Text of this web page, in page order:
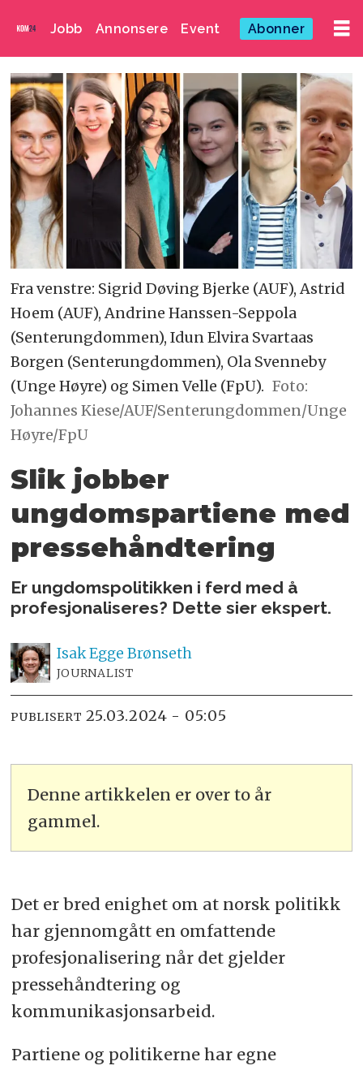
Jobb Annonsere Event Abonner
Fra venstre: Sigrid Døving Bjerke (AUF), Astrid
Hoem (AUF), Andrine Hanssen-Seppola
(Senterungdommen), Idun Elvira Svartaas
Borgen (Senterungdommen), Ola Svenneby
(Unge Høyre) og Simen Velle (FpU). Foto:
Johannes Kiese/AUF/Senterungdommen/Unge
Høyre/FpU
Slik jobber
ungdomspartiene med
pressehåndtering
Er ungdomspolitikken i ferd med å
profesjonaliseres? Dette sier ekspert.
IsakEgge Brønseth
JOURNALIST
PUBLISERT 25.03.2024 - 05:05
Denne artikkelen er over to år
gammel.
Det er bred enighet om at norsk politikk
har gjennomgått en omfattende
profesjonalisering når det gjelder
pressehåndtering og
kommunikasjonsarbeid.
Partiene og politikerne har egne